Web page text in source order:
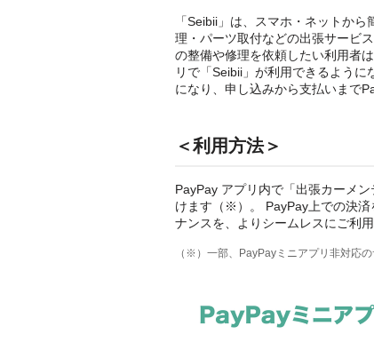
「Seibii」は、スマホ・ネットか
理・パーツ取付などの出張サービ
の整備や修理を依頼したい利用者
リで「Seibii」が利用できるよう
になり、申し込みから支払いまで
＜利用方法＞
PayPay アプリ内で「出張カーメ
けます（※）。 PayPay上での決済
ナンスを、よりシームレスにご利用
（※）一部、PayPayミニアプリ非対応の